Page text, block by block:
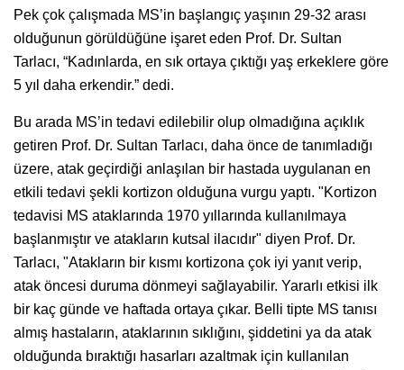
Pek çok çalışmada MS’in başlangıç yaşının 29-32 arası
olduğunun görüldüğüne işaret eden Prof. Dr. Sultan
Tarlacı, “Kadınlarda, en sık ortaya çıktığı yaş erkeklere göre
5 yıl daha erkendir.” dedi.
Bu arada MS’in tedavi edilebilir olup olmadığına açıklık
getiren Prof. Dr. Sultan Tarlacı, daha önce de tanımladığı
üzere, atak geçirdiği anlaşılan bir hastada uygulanan en
etkili tedavi şekli kortizon olduğuna vurgu yaptı. "Kortizon
tedavisi MS ataklarında 1970 yıllarında kullanılmaya
başlanmıştır ve atakların kutsal ilacıdır" diyen Prof. Dr.
Tarlacı, "Atakların bir kısmı kortizona çok iyi yanıt verip,
atak öncesi duruma dönmeyi sağlayabilir. Yararlı etkisi ilk
bir kaç günde ve haftada ortaya çıkar. Belli tipte MS tanısı
almış hastaların, ataklarının sıklığını, şiddetini ya da atak
olduğunda bıraktığı hasarları azaltmak için kullanılan